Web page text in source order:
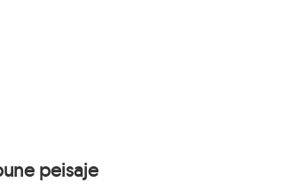
peisaje